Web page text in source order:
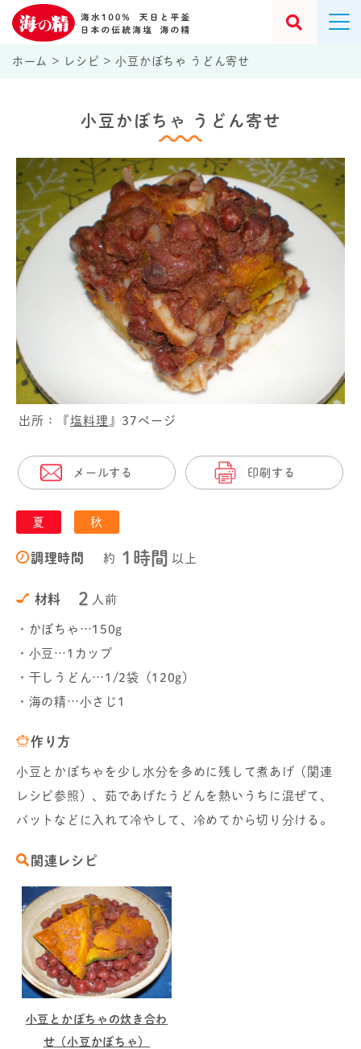
ホーム > レシピ >小豆かぼちゃ うどん寄せ
小豆かぼちゃ うどん寄せ
出所：『塩料理 』37ページ
メールする 印刷する
夏 秋
調理時間 約 1時間 以上
材料 2 人前
・かぼちゃ…150g
・小豆…1カップ
・干しうどん…1/2袋（120g）
・海の精…小さじ1
作り方
小豆とかぼちゃを少し水分を多めに残して煮あげ（関連
レシピ参照）、茹であげたうどんを熱いうちに混ぜて、
バットなどに入れて冷やして、冷めてから切り分ける。
関連レシピ
小豆とかぼちゃの炊き合わ
せ（小豆かぼちゃ）